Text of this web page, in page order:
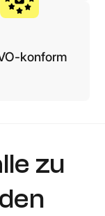
konform
zu